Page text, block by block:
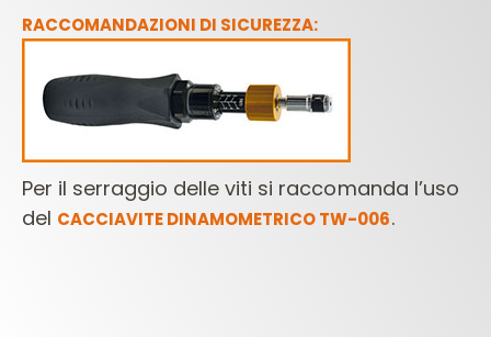
RACCOMANDAZIONI DI SICUREZZA:
Per il serraggio delle viti si raccomanda l’uso
del CACCIAVITE DINAMOMETRICO TW-006.